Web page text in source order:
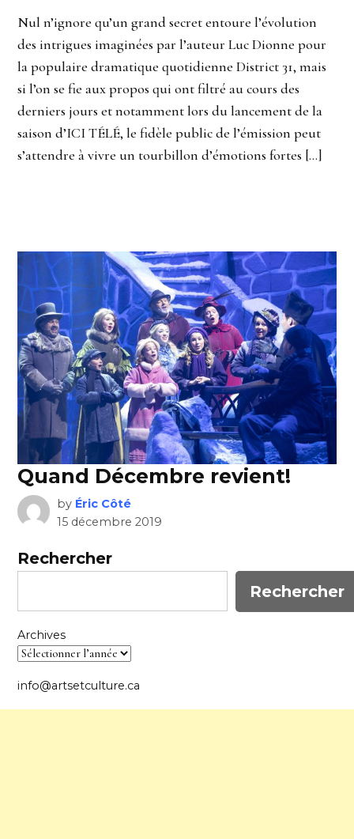
Nul n’ignore qu’un grand secret entoure l’évolution
des intrigues imaginées par l’auteur Luc Dionne pour
la populaire dramatique quotidienne District 31, mais
si l’on se fie aux propos qui ont filtré au cours des
derniers jours et notamment lors du lancement de la
saison d’ICI TÉLÉ, le fidèle public de l’émission peut
s’attendre à vivre un tourbillon d’émotions fortes […]
Quand Décembre revient!
by Éric Côté
15 décembre 2019
Rechercher
Rechercher
Archives
info@artsetculture.ca